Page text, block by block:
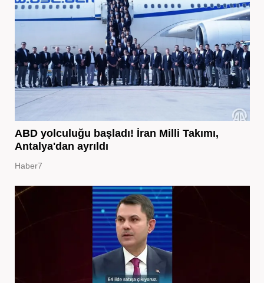
ABD yolculuğu başladı! İran Milli Takımı,
Antalya'dan ayrıldı
Haber7